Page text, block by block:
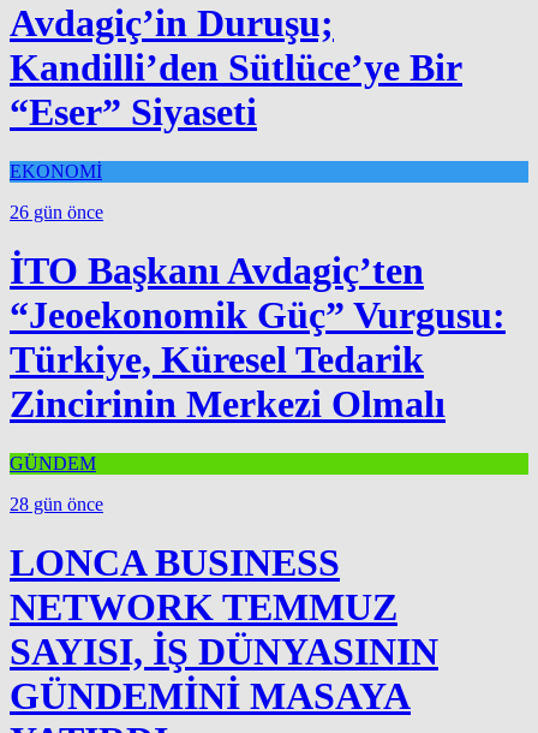
Avdagiç’in Duruşu;
Kandilli’den Sütlüce’ye Bir
“Eser” Siyaseti
EKONOMİ
26 gün önce
İTO Başkanı Avdagiç’ten
“Jeoekonomik Güç” Vurgusu:
Türkiye, Küresel Tedarik
Zincirinin Merkezi Olmalı
GÜNDEM
28 gün önce
LONCA BUSINESS
NETWORK TEMMUZ
SAYISI, İŞ DÜNYASININ
GÜNDEMİNİ MASAYA